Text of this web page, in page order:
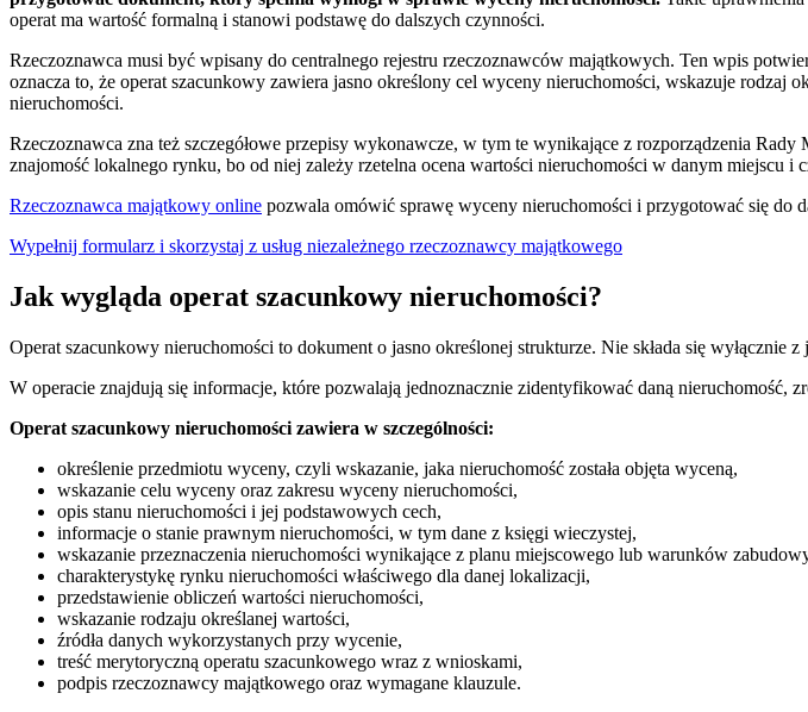
operat ma wartość formalną i stanowi podstawę do dalszych czynności.
Rzeczoznawca musi być wpisany do centralnego rejestru rzeczoznawców majątkowych. Ten wpis
oznacza to, że operat szacunkowy zawiera jasno określony cel wyceny nieruchomości, wskazuje rodzaj
nieruchomości.
Rzeczoznawca zna też szczegółowe przepisy wykonawcze, w tym te wynikające z rozporządzenia
znajomość lokalnego rynku, bo od niej zależy rzetelna ocena wartości nieruchomości w danym miejscu i
Rzeczoznawca majątkowy online pozwala omówić sprawę wyceny nieruchomości i przygotować się do
Wypełnij formularz i skorzystaj z usług niezależnego rzeczoznawcy majątkowego
Jak wygląda operat szacunkowy nieruchomości?
Operat szacunkowy nieruchomości to dokument o jasno określonej strukturze. Nie składa się
W operacie znajdują się informacje, które pozwalają jednoznacznie zidentyfikować daną nieruchomość,
Operat szacunkowy nieruchomości zawiera w szczególności:
określenie przedmiotu wyceny, czyli wskazanie, jaka nieruchomość została objęta wyceną,
wskazanie celu wyceny oraz zakresu wyceny nieruchomości,
opis stanu nieruchomości i jej podstawowych cech,
informacje o stanie prawnym nieruchomości, w tym dane z księgi wieczystej,
wskazanie przeznaczenia nieruchomości wynikające z planu miejscowego lub warunków
charakterystykę rynku nieruchomości właściwego dla danej lokalizacji,
przedstawienie obliczeń wartości nieruchomości,
wskazanie rodzaju określanej wartości,
źródła danych wykorzystanych przy wycenie,
treść merytoryczną operatu szacunkowego wraz z wnioskami,
podpis rzeczoznawcy majątkowego oraz wymagane klauzule.